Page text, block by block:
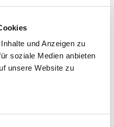
und Anzeigen zu
soziale Medien anbieten
unsere Website zu